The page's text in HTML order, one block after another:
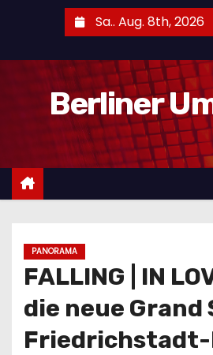
l
Sa.. Aug. 8th, 2026
Berliner
PANORAMA
FALLING | IN
die neue Grand